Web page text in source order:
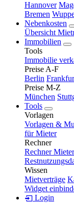
Hannover
Bremen
Nebenkosten
Übersicht
Immobilien
Tools
Immobilie
Preise A-F
Berlin
Preise M-Z
München
Tools
Vorlagen
Vorlagen &
für Mieter
Rechner
Rechner
Wissen
Mietverträge
Widget
Login